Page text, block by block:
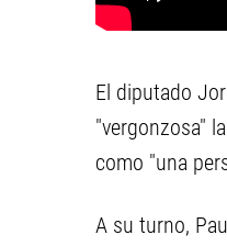
El diputado
"vergonzosa"
como "una
A su turno,